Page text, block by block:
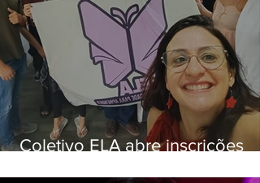
Coletivo ELA abre inscrições